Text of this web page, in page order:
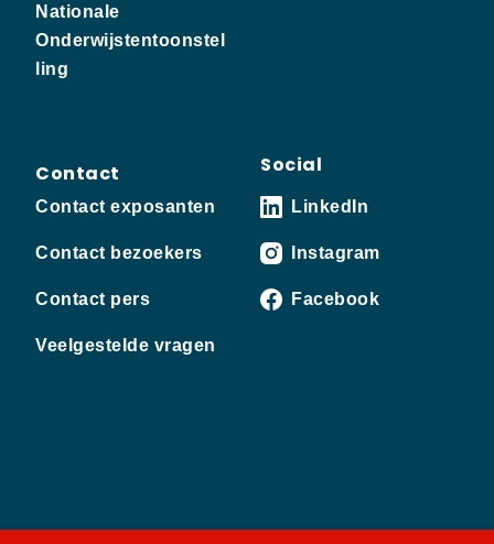
Nationale
Onderwijstentoonstel
ling
Contact
Contact exposanten
Contact bezoekers
Contact pers
Veelgestelde vragen
Social
LinkedIn
Instagram
Facebook